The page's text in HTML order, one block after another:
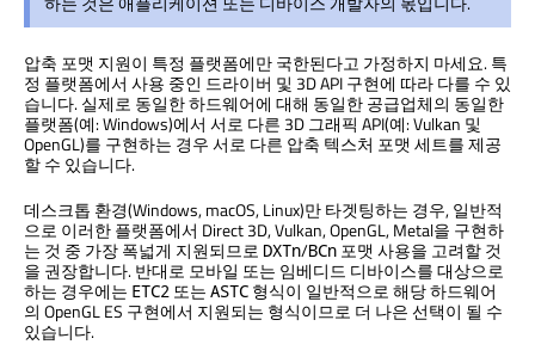
압축 포맷 지원이 특정 플랫폼에만 국한된다고 가정하지 마세요. 특
정 플랫폼에서 사용 중인 드라이버 및 3D API 구현에 따라 다를 수 있
습니다. 실제로 동일한 하드웨어에 대해 동일한 공급업체의 동일한
플랫폼(예: Windows)에서 서로 다른 3D 그래픽 API(예: Vulkan 및
OpenGL)를 구현하는 경우 서로 다른 압축 텍스처 포맷 세트를 제공
할 수 있습니다.
데스크톱 환경(Windows, macOS, Linux)만 타겟팅하는 경우, 일반적
으로 이러한 플랫폼에서 Direct 3D, Vulkan, OpenGL, Metal을 구현하
는 것 중 가장 폭넓게 지원되므로 DXTn/BCn 포맷 사용을 고려할 것
을 권장합니다. 반대로 모바일 또는 임베디드 디바이스를 대상으로
하는 경우에는 ETC2 또는 ASTC 형식이 일반적으로 해당 하드웨어
의 OpenGL ES 구현에서 지원되는 형식이므로 더 나은 선택이 될 수
있습니다.